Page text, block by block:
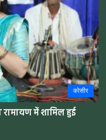
कोसीर
में शामिल हुई